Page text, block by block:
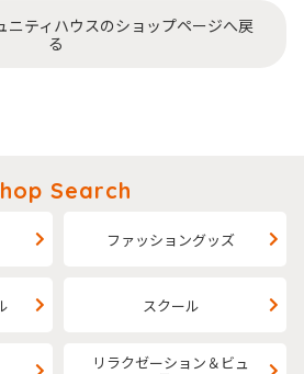
ニティハウスのショップページへ戻
る
Search
ファッショングッズ
スクール
リラクゼーション＆ビュ